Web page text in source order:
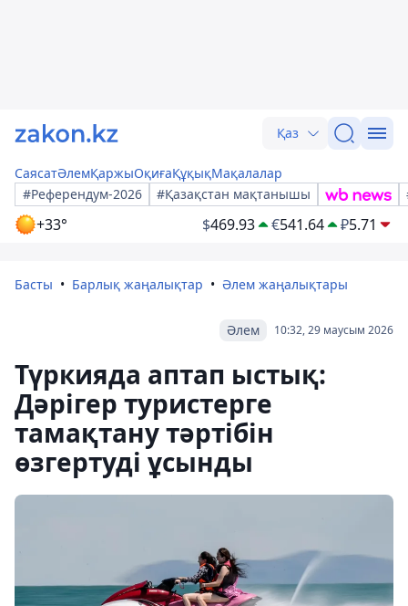
Қаз
СаясатӘлемҚаржыОқиғаҚұқықМақалалар
#Референдум-2026
#Қазақстан мақтанышы
+33° $469.93 €541.64 ₽5.71
Басты Барлық жаңалықтар Әлем жаңалықтары
10:32, 29 маусым 2026
Әлем
Түркияда аптап ыстық:
Дәрігер туристерге
тамақтану тәртібін
өзгертуді ұсынды